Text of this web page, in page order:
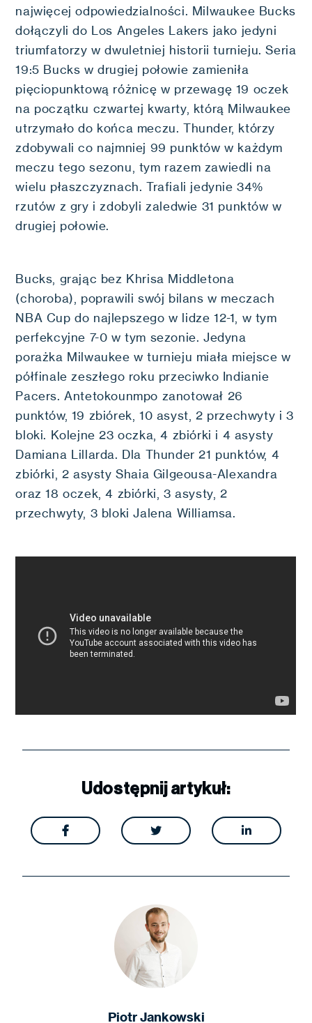
najwięcej odpowiedzialności. Milwaukee Bucks
dołączyli do Los Angeles Lakers jako jedyni
triumfatorzy w dwuletniej historii turnieju. Seria
19:5 Bucks w drugiej połowie zamieniła
pięciopunktową różnicę w przewagę 19 oczek
na początku czwartej kwarty, którą Milwaukee
utrzymało do końca meczu. Thunder, którzy
zdobywali co najmniej 99 punktów w każdym
meczu tego sezonu, tym razem zawiedli na
wielu płaszczyznach. Trafiali jedynie 34%
rzutów z gry i zdobyli zaledwie 31 punktów w
drugiej połowie.
Bucks, grając bez Khrisa Middletona
(choroba), poprawili swój bilans w meczach
NBA Cup do najlepszego w lidze 12-1, w tym
perfekcyjne 7-0 w tym sezonie. Jedyna
porażka Milwaukee w turnieju miała miejsce w
półfinale zeszłego roku przeciwko Indianie
Pacers. Antetokounmpo zanotował 26
punktów, 19 zbiórek, 10 asyst, 2 przechwyty i 3
bloki. Kolejne 23 oczka, 4 zbiórki i 4 asysty
Damiana Lillarda. Dla Thunder 21 punktów, 4
zbiórki, 2 asysty Shaia Gilgeousa-Alexandra
oraz 18 oczek, 4 zbiórki, 3 asysty, 2
przechwyty, 3 bloki Jalena Williamsa.
Udostępnij artykuł:
  
Piotr Jankowski